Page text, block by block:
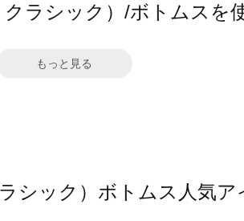
クラシック）/ボトムスを
もっと見る
シック）ボトムス人気